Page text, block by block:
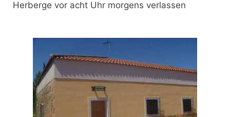
Herberge vor acht Uhr morgens verlassen